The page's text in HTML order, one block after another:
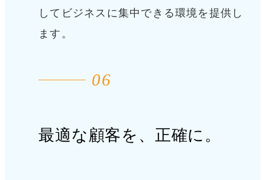
してビジネスに集中できる環境を提供し
ます。
06
最適な顧客を、正確に。